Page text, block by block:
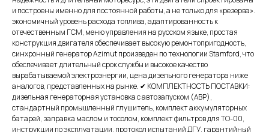
и построены именно для постоянной работы, а не только для «резерва».
экономичный уровень расхода топлива, адаптированность к
отечественным ГСМ, меню управления на русском языке, простая
конструкция двигателя обеспечивает высокую ремонтопригодность,
синхронный генератор Azimut произведен по технологии Stamford, что
обеспечивает длительный срок службы и высокое качество
вырабатываемой электроэнергии, цена дизельного генератора ниже
аналогов, представленных на рынке. ✔ КОМПЛЕКТНОСТЬ ПОСТАВКИ:
дизельная генераторная установка с автозапуском (АВР),
стандартный промышленный глушитель, комплект аккумуляторных
батарей, заправка маслом и тосолом, комплект фильтров для ТО-00,
инструкции по эксплуатации, протокол испытаний ДГУ, гарантийный